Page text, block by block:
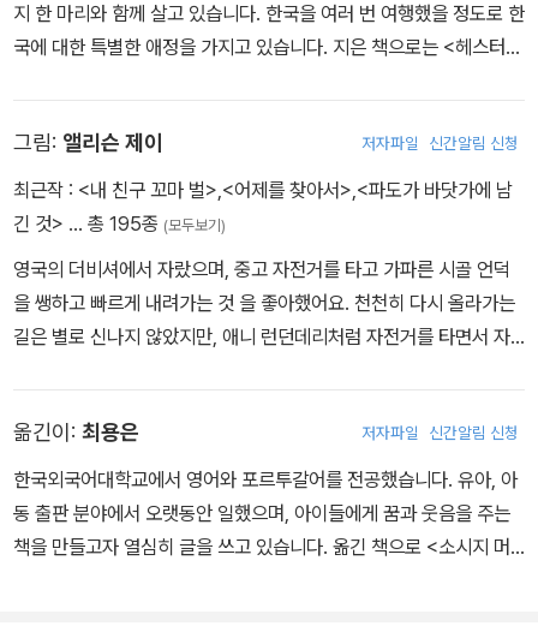
지 한 마리와 함께 살고 있습니다. 한국을 여러 번 여행했을 정도로 한
국에 대한 특별한 애정을 가지고 있습니다. 지은 책으로는 <헤스터
그림: 앨리슨 제이 저자파일 신간알림 신청
최근작 : <내 친구 꼬마 벌>,<어제를 찾아서>,<파도가 바닷가에 남
긴 것> … 총 195종 (모두보기)
영국의 더비셔에서 자랐으며, 중고 자전거를 타고 가파른 시골 언덕
을 쌩하고 빠르게 내려가는 것 을 좋아했어요. 천천히 다시 올라가는
길은 별로 신나지 않았지만, 애니 런던데리처럼 자전거를 타면서 자
옮긴이: 최용은 저자파일 신간알림 신청
한국외국어대학교에서 영어와 포르투갈어를 전공했습니다. 유아, 아
동 출판 분야에서 오랫동안 일했으며, 아이들에게 꿈과 웃음을 주는
책을 만들고자 열심히 글을 쓰고 있습니다. 옮긴 책으로 <소시지 머